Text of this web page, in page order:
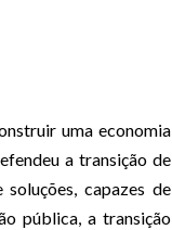
uma economia
a transição de
capazes de
pública, a transição